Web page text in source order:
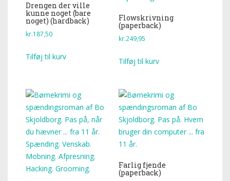
Drengen der ville
kunne noget (bare
noget) (hardback)
kr.187,50
Tilføj til kurv
Flowskrivning
(paperback)
kr.249,95
Tilføj til kurv
Farlig fjende
(paperback)